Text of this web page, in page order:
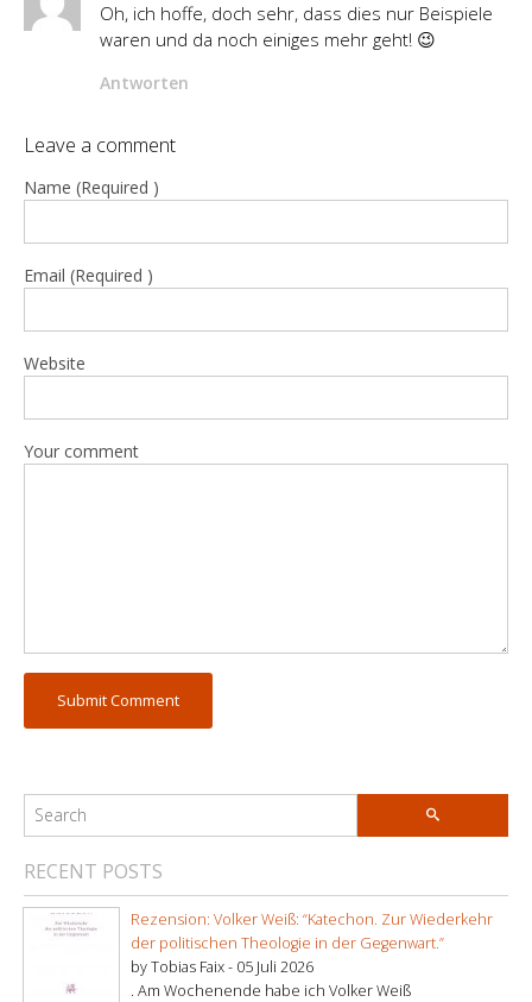
Oh, ich hoffe, doch sehr, dass dies nur Beispiele
waren und da noch einiges mehr geht! 😉
Antworten
Leave a comment
Name (Required )
Email (Required )
Website
Your comment
RECENT POSTS
Rezension: Volker Weiß: “Katechon. Zur Wiederkehr
der politischen Theologie in der Gegenwart.”
by Tobias Faix - 05 Juli 2026
. Am Wochenende habe ich Volker Weiß